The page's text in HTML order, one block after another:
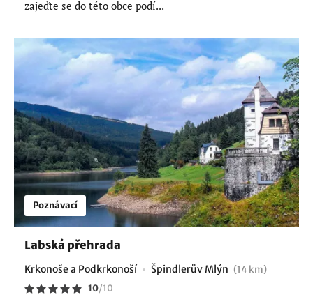
zajeďte se do této obce podí...
Poznávací
Labská přehrada
Krkonoše a Podkrkonoší Špindlerův Mlýn (14 km)
10/10